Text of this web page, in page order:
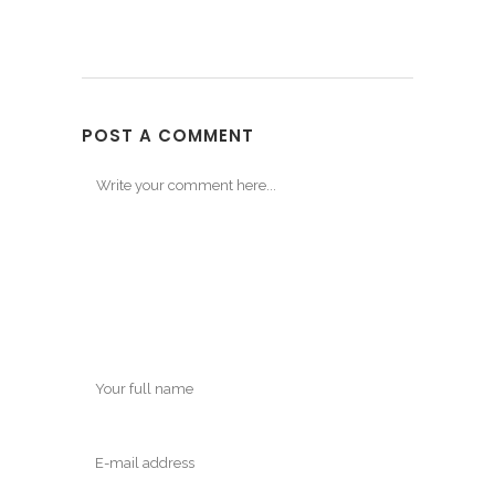
POST A COMMENT